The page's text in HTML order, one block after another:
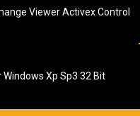
Viewer Activex Control
Windows Xp Sp3 32 Bit